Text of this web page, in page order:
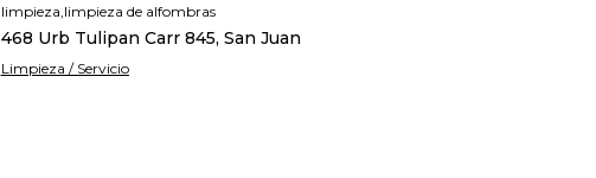
limpieza,limpieza de alfombras
468 Urb Tulipan Carr 845, San Juan
Limpieza / Servicio